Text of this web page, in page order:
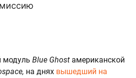
модуль Blue Ghost американской
на днях вышедший на